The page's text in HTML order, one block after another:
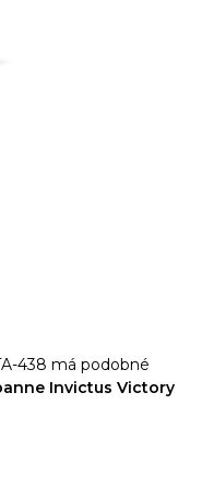
438 má podobné
Invictus Victory